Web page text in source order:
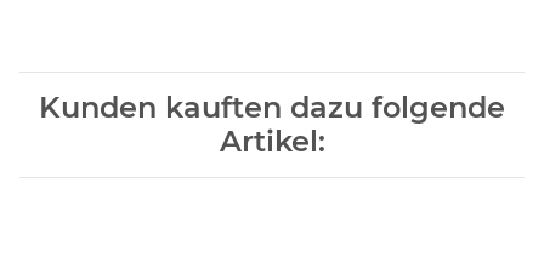
Kunden kauften dazu folgende
Artikel: